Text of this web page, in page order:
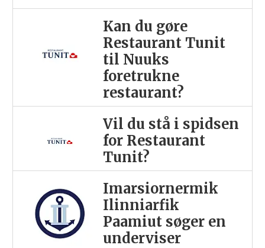
Kan du gøre
Restaurant Tunit
til Nuuks
foretrukne
restaurant?
Vil du stå i spidsen
for Restaurant
Tunit?
Imarsiornermik
Ilinniarfik
Paamiut søger en
underviser